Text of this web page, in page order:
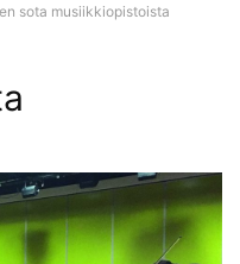
sota musiikkiopistoista